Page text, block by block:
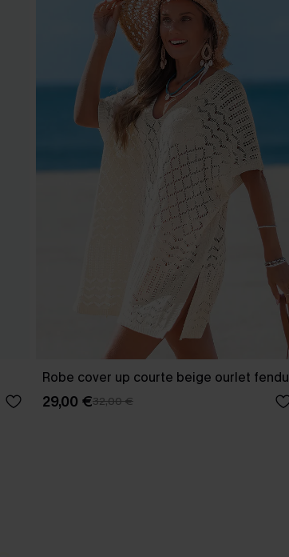
Robe cover up courte beige ourlet fendu
29,00 €32,00 €